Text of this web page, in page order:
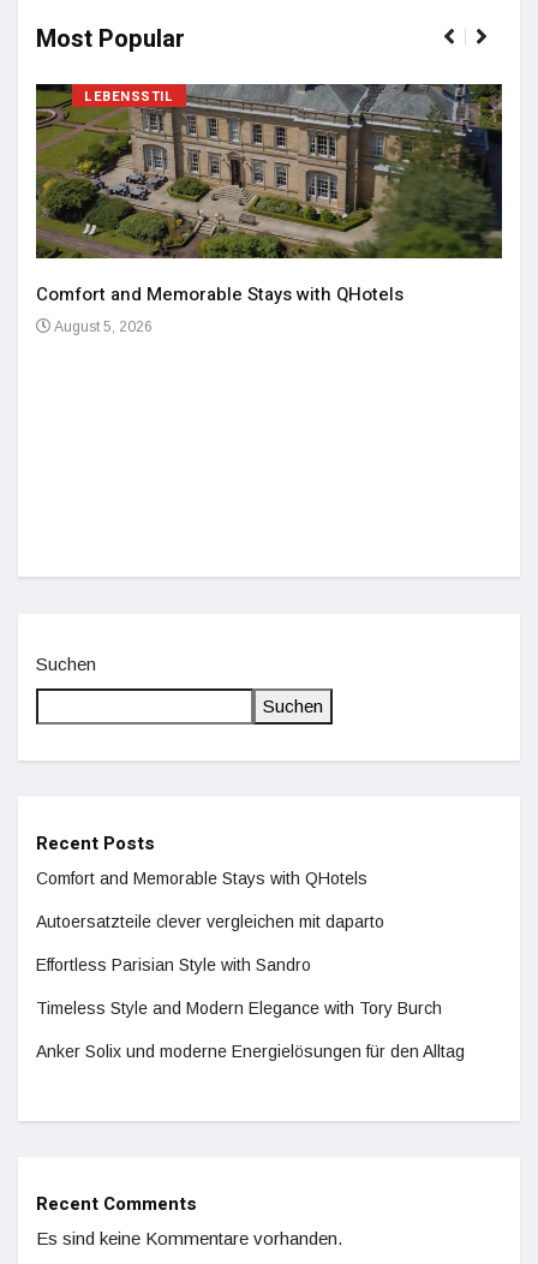
Most Popular
LEBENSSTIL
Comfort and Memorable Stays with QHotels
August 5, 2026
Suchen
Suchen
Recent Posts
Comfort and Memorable Stays with QHotels
Autoersatzteile clever vergleichen mit daparto
Effortless Parisian Style with Sandro
Timeless Style and Modern Elegance with Tory Burch
Anker Solix und moderne Energielösungen für den Alltag
Recent Comments
Es sind keine Kommentare vorhanden.